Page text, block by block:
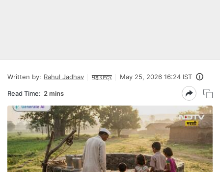
Written by: Rahul Jadhav महाराष्ट्र May 25, 2026 16:24 IST
Read Time: 2 mins